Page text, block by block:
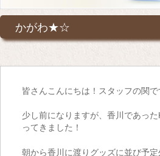
かがわ★☆
皆さんこんにちは！スタッフの関で
少し前になりますが、香川であった
ってきました！
朝から香川に渡りグッズに並び予